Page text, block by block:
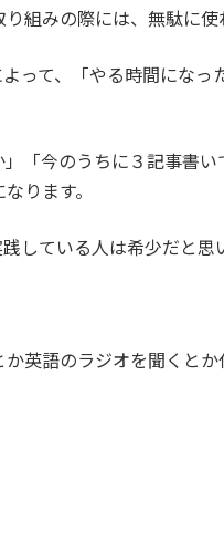
組みの際には、無駄に使
って、「やる時間になっ
「今のうちに３記事書
ります。
している人は希少だと思
英語のラジオを聞くと